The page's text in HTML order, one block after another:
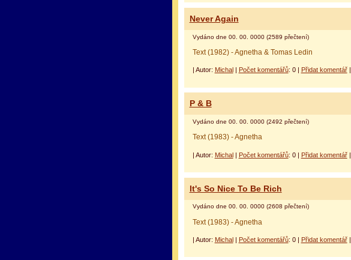
Never Again
Vydáno dne 00. 00. 0000 (2589 přečtení)
Text (1982) - Agnetha & Tomas Ledin
| Autor: Michal| Počet komentářů: 0 | Přidat komentář|
P & B
Vydáno dne 00. 00. 0000 (2492 přečtení)
Text (1983) - Agnetha
| Autor: Michal| Počet komentářů: 0 | Přidat komentář|
It's So Nice To Be Rich
Vydáno dne 00. 00. 0000 (2608 přečtení)
Text (1983) - Agnetha
| Autor: Michal| Počet komentářů: 0 | Přidat komentář|